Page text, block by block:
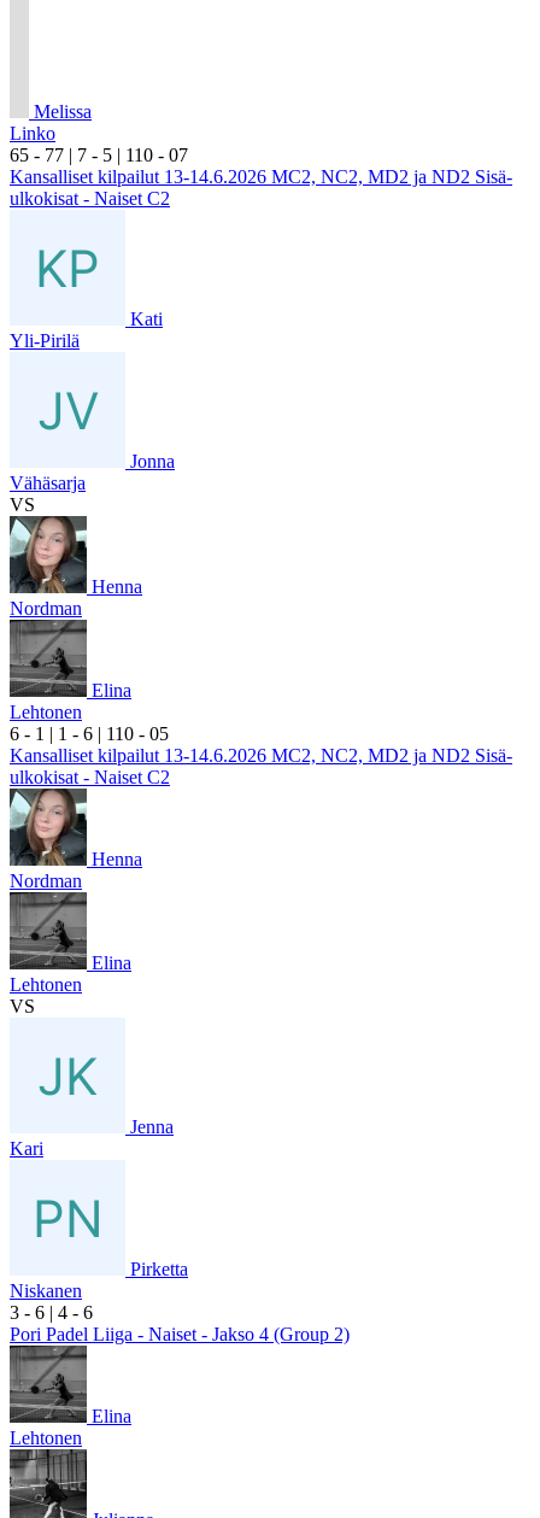
Melissa
Linko
65 - 77 | 7 - 5 | 110 - 07
Kansalliset kilpailut 13-14.6.2026 MC2, NC2, MD2 ja ND2 Sisä-
ulkokisat - Naiset C2
Kati
Yli-Pirilä
Jonna
Vähäsarja
VS
Henna
Nordman
Elina
Lehtonen
6 - 1 | 1 - 6 | 110 - 05
Kansalliset kilpailut 13-14.6.2026 MC2, NC2, MD2 ja ND2 Sisä-
ulkokisat - Naiset C2
Henna
Nordman
Elina
Lehtonen
VS
Jenna
Kari
Pirketta
Niskanen
3 - 6 | 4 - 6
Pori Padel Liiga - Naiset - Jakso 4 (Group 2)
Elina
Lehtonen